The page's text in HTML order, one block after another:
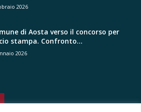
2026
di Aosta verso il concorso per
stampa. Confronto...
2026